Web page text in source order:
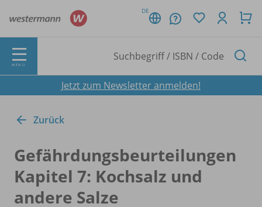
DE
MENÜ
Jetzt zum Newsletter anmelden!
Zurück
Gefährdungsbeurteilungen
Kapitel 7: Kochsalz und
andere Salze